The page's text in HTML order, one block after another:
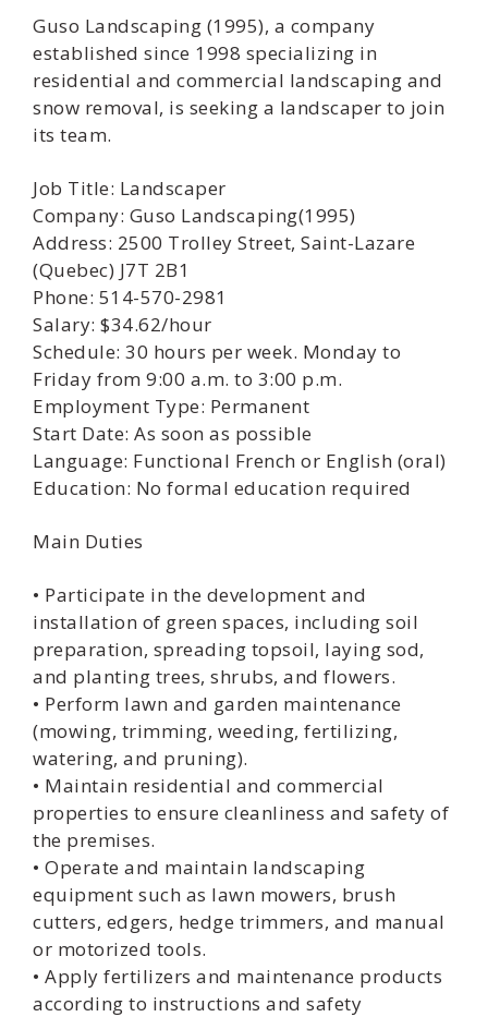
Guso Landscaping (1995), a company
established since 1998 specializing in
residential and commercial landscaping and
snow removal, is seeking a landscaper to join
its team.
Job Title: Landscaper
Company: Guso Landscaping(1995)
Address: 2500 Trolley Street, Saint-Lazare
(Quebec) J7T 2B1
Phone: 514-570-2981
Salary: $34.62/hour
Schedule: 30 hours per week. Monday to
Friday from 9:00 a.m. to 3:00 p.m.
Employment Type: Permanent
Start Date: As soon as possible
Language: Functional French or English (oral)
Education: No formal education required
Main Duties
• Participate in the development and
installation of green spaces, including soil
preparation, spreading topsoil, laying sod,
and planting trees, shrubs, and flowers.
• Perform lawn and garden maintenance
(mowing, trimming, weeding, fertilizing,
watering, and pruning).
• Maintain residential and commercial
properties to ensure cleanliness and safety of
the premises.
• Operate and maintain landscaping
equipment such as lawn mowers, brush
cutters, edgers, hedge trimmers, and manual
or motorized tools.
• Apply fertilizers and maintenance products
according to instructions and safety